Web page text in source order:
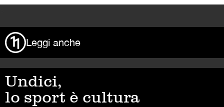
Leggi anche
Undici,
lo sport è cultura